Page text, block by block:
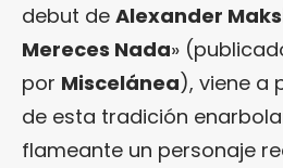
debut de Alexander
Mereces Nada»
por Miscelánea), viene a
de esta tradición
flameante un personaje